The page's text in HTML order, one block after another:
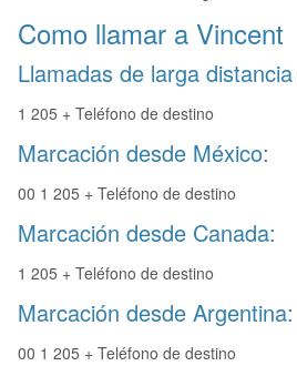
Como llamar a Vincent
Llamadas de larga
1 205 + Teléfono de destino
Marcación desde México:
00 1 205 + Teléfono de destino
Marcación desde Canada:
1 205 + Teléfono de destino
Marcación desde Argentina:
00 1 205 + Teléfono de destino